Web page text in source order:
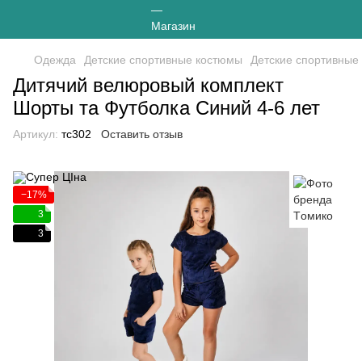
Одежда Детские спортивные костюмы Детские
Дитячий велюровый комплект
Шорты та Футболка Синий 4-6 лет
Артикул: тс302 Оставить отзыв
−17%
3
3